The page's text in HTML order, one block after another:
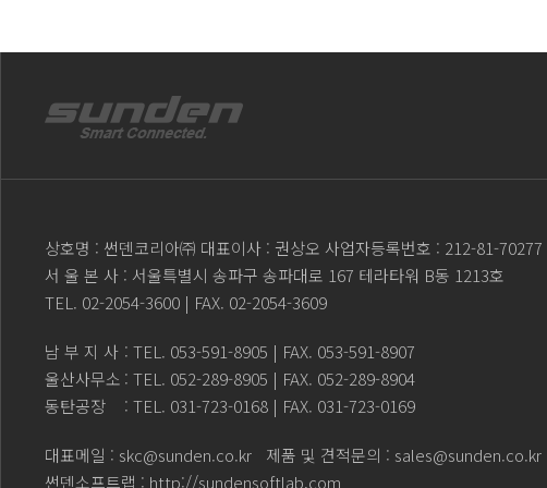
상호명 : 썬덴코리아㈜ 대표이사 : 권상오 사업자등록번호 : 212-81-70277
서 울 본 사 : 서울특별시 송파구 송파대로 167 테라타워 B동 1213호
TEL. 02-2054-3600 | FAX. 02-2054-3609
남 부 지 사 : TEL. 053-591-8905 | FAX. 053-591-8907
울산사무소 : TEL. 052-289-8905 | FAX. 052-289-8904
동탄공장
: TEL. 031-723-0168 | FAX. 031-723-0169
대표메일 : skc@sunden.co.kr 제품 및 견적문의 : sales@sunden.co.kr
썬덴소프트랩 : http://sundensoftlab.com